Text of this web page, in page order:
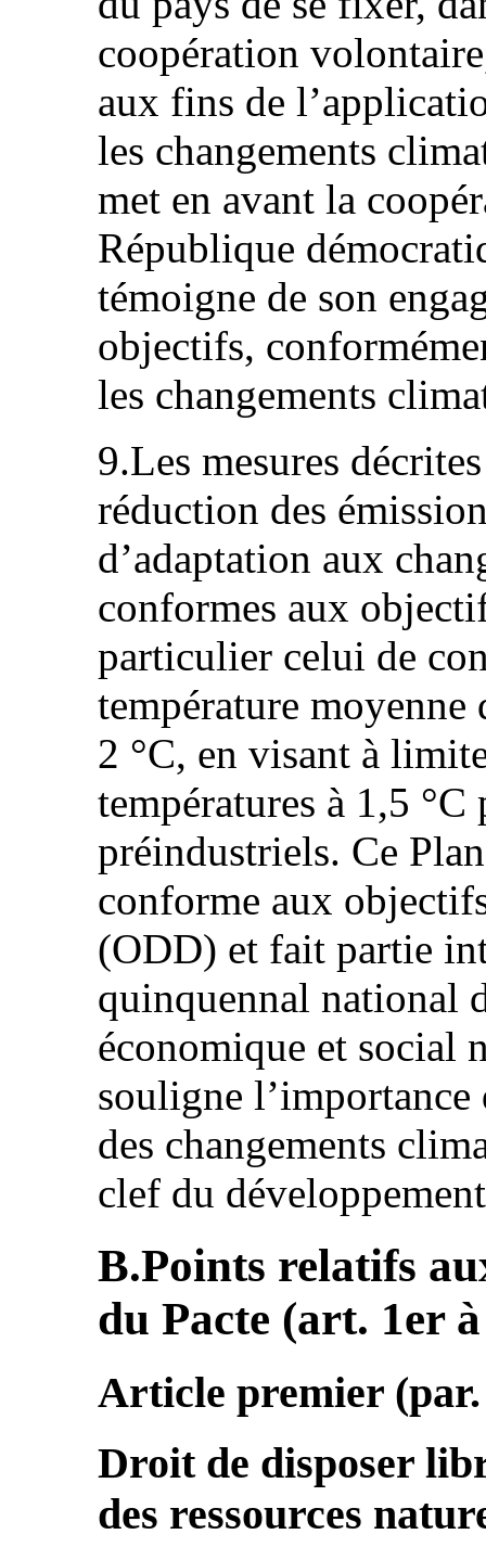
coopération
aux fins de
les changements
met en avant la
République
témoigne de son
objectifs,
les changements
9.Les mesures
réduction des
d’adaptation aux
conformes aux
particulier celui de
température moyenne
2 °C, en visant à
températures à 1,5
préindustriels. Ce
conforme aux
(ODD) et fait partie
quinquennal national
économique et social
souligne l’importance
des changements
clef du
B.Points relatifs
du Pacte (art. 1er
Article premier
Droit de disposer
des ressources